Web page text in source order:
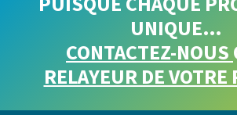
UNIQUE…
CONTACTEZ-NOUS
RELAYEUR DE VOTRE